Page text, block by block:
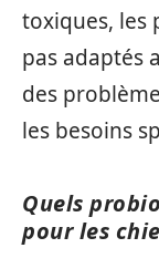
toxiques, les
pas adaptés
des
les besoins
Quels
pour les